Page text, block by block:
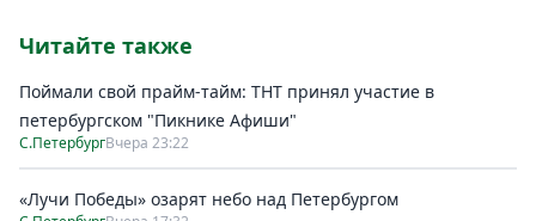
Читайте также
Поймали свой прайм-тайм: ТНТ принял участие в
петербургском "Пикнике Афиши"
С.ПетербургВчера 23:22
«Лучи Победы» озарят небо над Петербургом